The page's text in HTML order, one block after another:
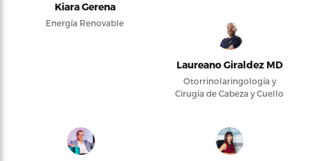
Kiara Gerena
Energía Renovable
Laureano Giraldez MD
Otorrinolaringología y
Cirugía de Cabeza y Cuello